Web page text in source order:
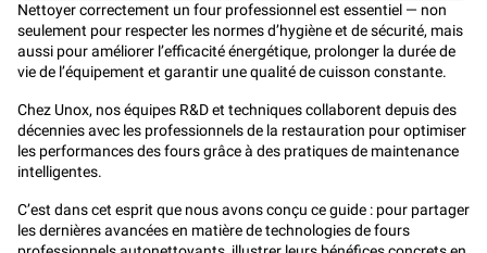
Nettoyer correctement un four professionnel est essentiel — non
seulement pour respecter les normes d’hygiène et de sécurité, mais
aussi pour améliorer l’efficacité énergétique, prolonger la durée de
vie de l’équipement et garantir une qualité de cuisson constante.
Chez Unox, nos équipes R&D et techniques collaborent depuis des
décennies avec les professionnels de la restauration pour optimiser
les performances des fours grâce à des pratiques de maintenance
intelligentes.
C’est dans cet esprit que nous avons conçu ce guide : pour partager
les dernières avancées en matière de technologies de fours